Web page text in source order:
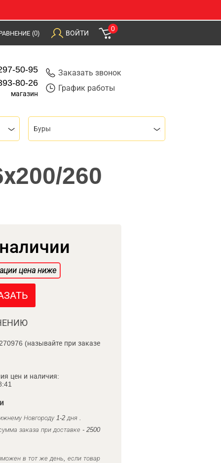
(0) ВОЙТИ
0
50-95
80-26
магазин
Заказать звонок
График работы
Буры
260
цена ниже
(называйте при заказе
цен и наличия:
Новгороду 1-2 дня .
заказа при доставке - 2500
в тот же день, если товар